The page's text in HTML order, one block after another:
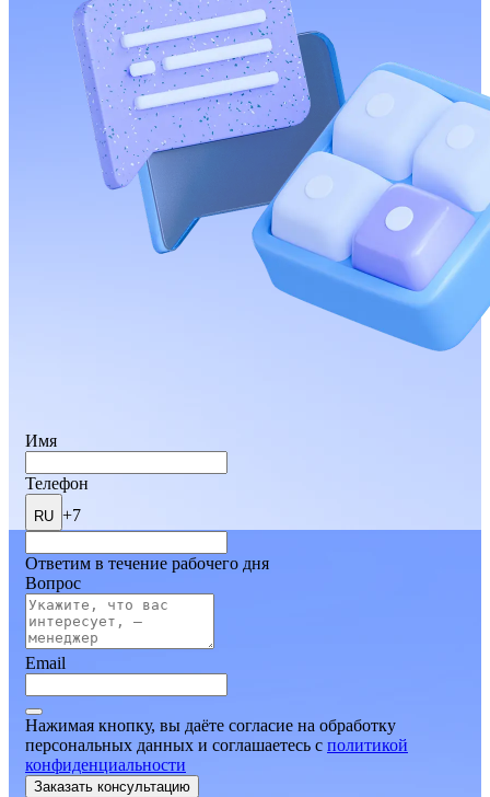
Имя
Телефон
RU +7
Ответим в течение рабочего дня
Вопрос
Email
Нажимая кнопку, вы даёте согласие на обработку
персональных данных и соглашаетесь c политикой
конфиденциальности
Заказать консультацию